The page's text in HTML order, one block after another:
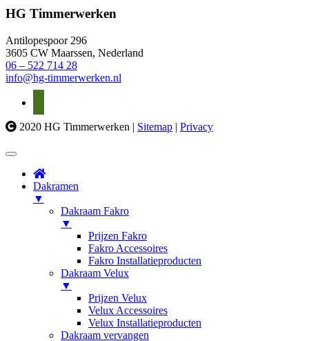
HG Timmerwerken
Antilopespoor 296
3605 CW Maarssen, Nederland
06 – 522 714 28
info@hg-timmerwerken.nl
2020 HG Timmerwerken | Sitemap | Privacy
Dakramen
▼
Dakraam Fakro
▼
Prijzen Fakro
Fakro Accessoires
Fakro Installatieproducten
Dakraam Velux
▼
Prijzen Velux
Velux Accessoires
Velux Installatieproducten
Dakraam vervangen